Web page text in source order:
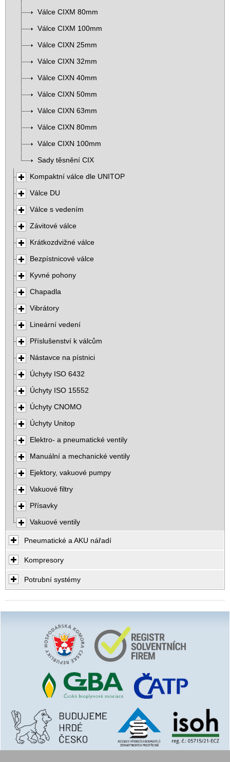
Válce CIXM 80mm
Válce CIXM 100mm
Válce CIXN 25mm
Válce CIXN 32mm
Válce CIXN 40mm
Válce CIXN 50mm
Válce CIXN 63mm
Válce CIXN 80mm
Válce CIXN 100mm
Sady těsnění CIX
Kompaktní válce dle UNITOP
Válce DU
Válce s vedením
Závitové válce
Krátkozdvižné válce
Bezpístnicové válce
Kyvné pohony
Chapadla
Vibrátory
Lineární vedení
Příslušenství k válcům
Nástavce na pístnici
Úchyty ISO 6432
Úchyty ISO 15552
Úchyty CNOMO
Úchyty Unitop
Elektro- a pneumatické ventily
Manuální a mechanické ventily
Ejektory, vakuové pumpy
Vakuové filtry
Přísavky
Vakuové ventily
Pneumatické a AKU nářadí
Kompresory
Potrubní systémy